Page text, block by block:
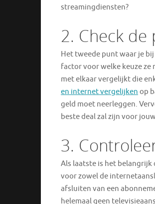
streamingdiensten?
2. Check de
Het tweede punt waar je
factor voor welke keuze ze
met elkaar vergelijkt die
en internet vergelijken op
geld moet neerleggen.
beste deal zal zijn voor
3.
Als laatste is het
voor zowel de
afsluiten van een
helemaal geen